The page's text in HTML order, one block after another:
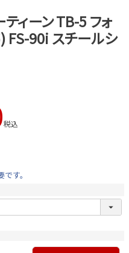
ティーン TB-5 フォ
FS-90i スチールシ
税込
す。